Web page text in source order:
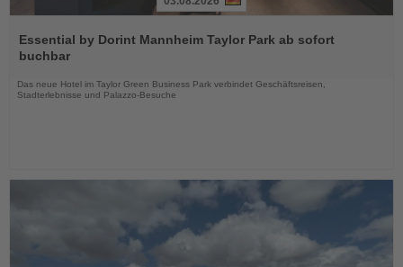
Sie
die
Essential by Dorint Mannheim Taylor Park ab sofort
buchbar
Das neue Hotel im Taylor Green Business Park verbindet Geschäftsreisen,
Stadterlebnisse und Palazzo-Besuche